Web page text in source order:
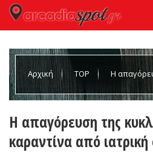
Αρχική TOP Η
Η απαγόρευση της
καραντίνα από